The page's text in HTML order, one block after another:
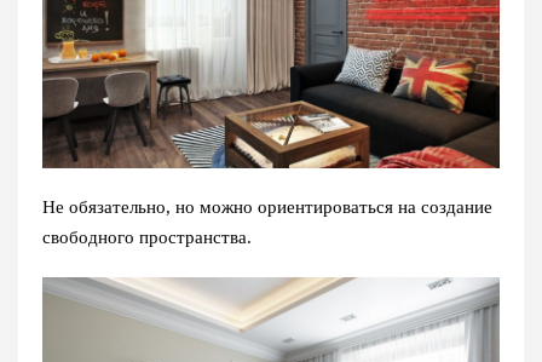
Не обязательно, но можно ориентироваться на создание
свободного пространства.